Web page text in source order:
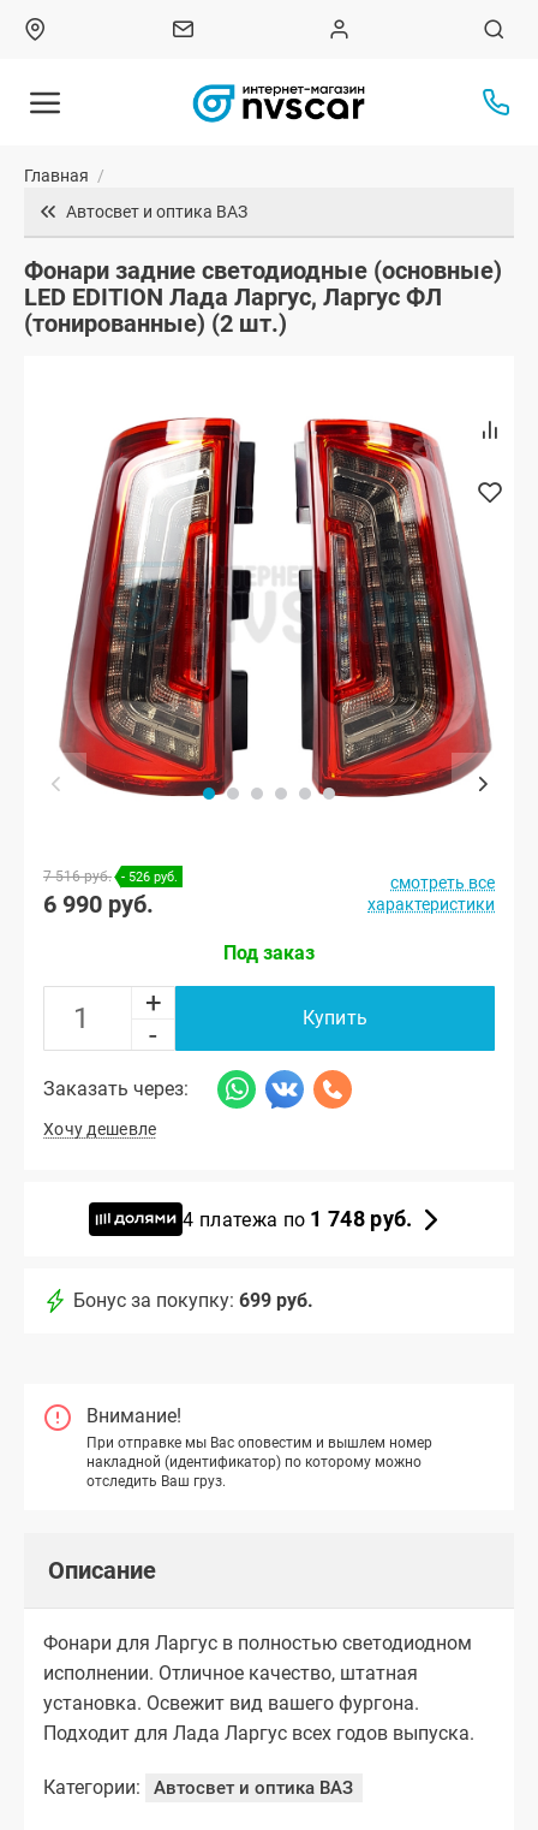
Главная /
Автосвет и оптика ВАЗ
Фонари задние светодиодные (основные)
LED EDITION Лада Ларгус, Ларгус ФЛ
(тонированные) (2 шт.)
7 516 руб. - 526 руб.
6 990 руб.
смотреть все
характеристики
Под заказ
+
-
Купить
Заказать через:
Хочу дешевле
4 платежа по 1 748 руб.
Бонус за покупку: 699 руб.
Внимание!
При отправке мы Вас оповестим и вышлем номер
накладной (идентификатор) по которому можно
отследить Ваш груз.
Описание
Фонари для Ларгус в полностью светодиодном
исполнении. Отличное качество, штатная
установка. Освежит вид вашего фургона.
Подходит для Лада Ларгус всех годов выпуска.
Категории: Автосвет и оптика ВАЗ